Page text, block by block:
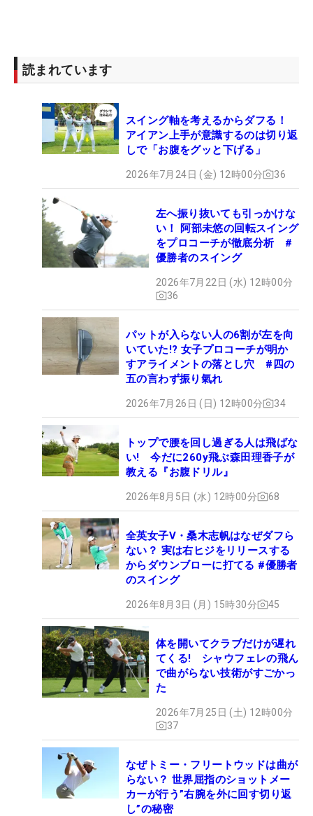
読まれています
スイング軸を考えるからダフる！
アイアン上手が意識するのは切り返
しで「お腹をグッと下げる」
2026年7月24日 (金) 12時00分 36
左へ振り抜いても引っかけな
い！ 阿部未悠の回転スイング
をプロコーチが徹底分析 #
優勝者のスイング
2026年7月22日 (水) 12時00分
36
パットが入らない人の6割が左を向
いていた!? 女子プロコーチが明か
すアライメントの落とし穴 #四の
五の言わず振り氣れ
2026年7月26日 (日) 12時00分 34
トップで腰を回し過ぎる人は飛ばな
い! 今だに260y飛ぶ森田理香子が
教える『お腹ドリル』
2026年8月5日 (水) 12時00分 68
全英女子V・桑木志帆はなぜダフら
ない？ 実は右ヒジをリリースする
からダウンブローに打てる #優勝者
のスイング
2026年8月3日 (月) 15時30分 45
体を開いてクラブだけが遅れ
てくる! シャウフェレの飛ん
で曲がらない技術がすごかっ
た
2026年7月25日 (土) 12時00分
37
なぜトミー・フリートウッドは曲が
らない？ 世界屈指のショットメー
カーが行う”右腕を外に回す切り返
し”の秘密